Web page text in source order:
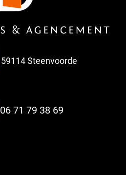
59114 Steenvoorde
06 71 79 38 69